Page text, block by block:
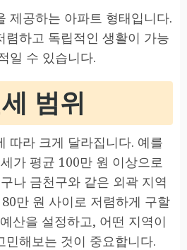
제공하는 아파트 형태입니다.
렴하고 독립적인 생활이 가능
일 수 있습니다.
범위
따라 크게 달라집니다. 예를
가 평균 100만 원 이상으로
나 금천구와 같은 외곽 지역
만 원 사이로 저렴하게 구할
산을 설정하고, 어떤 지역이
민해보는 것이 중요합니다.